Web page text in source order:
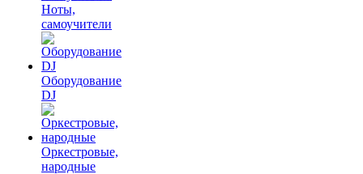
Ноты,
самоучители
Оборудование
DJ
Оркестровые,
народные